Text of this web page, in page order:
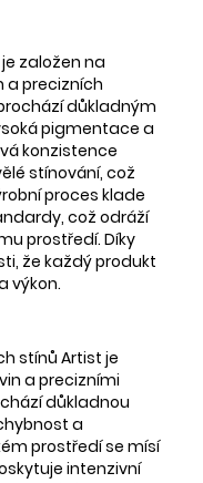
založen na
a precizních
důkladným
pigmentace a
konzistence
stínování, což
proces klade
což odráží
prostředí. Díky
že každý produkt
výkon.
stínů Artist je
a precizními
důkladnou
a
prostředí se mísí
intenzivní